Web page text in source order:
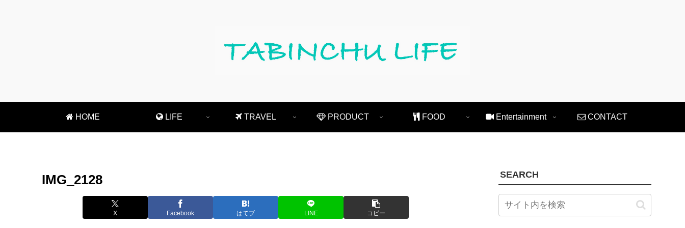
HOME LIFE TRAVEL PRODUCT FOOD Entertainment CONTACT
IMG_2128
X Facebook はてブ LINE コピー
SEARCH